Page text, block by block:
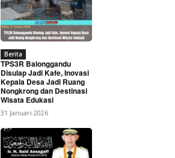
Berita
TPS3R Balonggandu
Disulap Jadi Kafe, Inovasi
Kepala Desa Jadi Ruang
Nongkrong dan Destinasi
Wisata Edukasi
31 Januari 2026